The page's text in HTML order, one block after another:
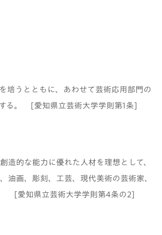
培うとともに、あわせて芸術応用部門の
る。 [愛知県立芸術大学学則第1条]
造的な能力に優れた人材を理想として、
油画、彫刻、工芸、現代美術の芸術家、
[愛知県立芸術大学学則第4条の2]